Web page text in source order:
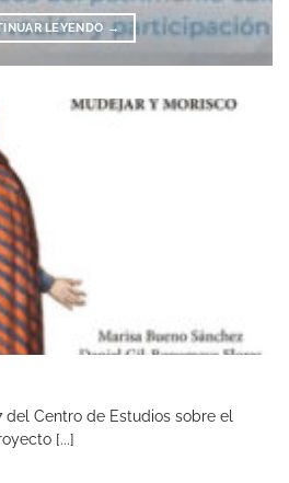
LEYENDO →
del Centro de Estudios sobre el
[...]